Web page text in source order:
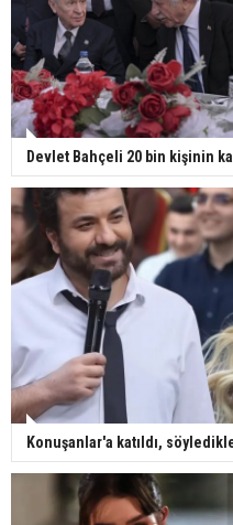
Devlet Bahçeli 20 bin kişinin
Konuşanlar'a katıldı,